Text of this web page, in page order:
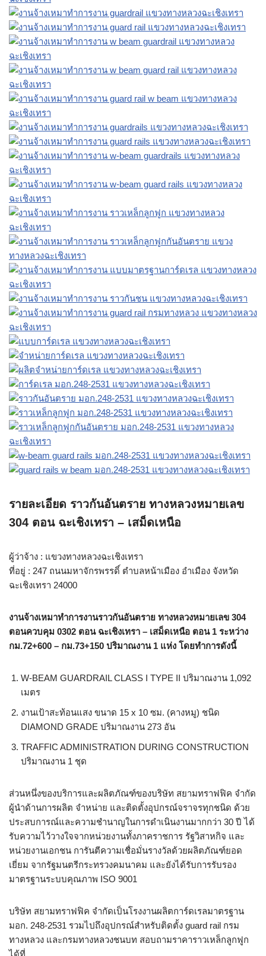
รายละเอียด ราวกันอันตราย ทางหลวงหมายเลข
304 ตอน ฉะเชิงเทรา – เสม็ดเหนือ
ผู้ว่าจ้าง : แขวงทางหลวงฉะเชิงเทรา
ที่อยู่ : 247 ถนนมหาจักรพรรดิ์ ตำบลหน้าเมือง อำเมือง จังหวัด
ฉะเชิงเทรา 24000
งานจ้างเหมาทำการงานราวกันอันตราย ทางหลวงหมายเลข 304
ตอนควบคุม 0302 ตอน ฉะเชิงเทรา – เสม็ดเหนือ ตอน 1 ระหว่าง
กม.72+600 – กม.73+150 ปริมาณงาน 1 แห่ง โดยทำการดังนี้
W-BEAM GUARDRAIL CLASS I TYPE II ปริมาณงาน 1,092
เมตร
งานเป้าสะท้อนแสง ขนาด 15 x 10 ซม. (คางหมู) ชนิด
DIAMOND GRADE ปริมาณงาน 273 อัน
TRAFFIC ADMINISTRATION DURING CONSTRUCTION
ปริมาณงาน 1 ชุด
ส่วนหนึ่งของบริการและผลิตภัณฑ์ของบริษัท สยามทราฟฟิค จำกัด
ผู้นำด้านการผลิต จำหน่าย และติดตั้งอุปกรณ์จราจรทุกชนิด ด้วย
ประสบการณ์และความชำนาญในการดำเนินงานมากกว่า 30 ปี ได้
รับความไว้วางใจจากหน่วยงานทั้งภาคราชการ รัฐวิสาหกิจ และ
หน่วยงานเอกชน การันตีความเชื่อมั่นรางวัลด้วยผลิตภัณฑ์ยอด
เยี่ยม จากรัฐมนตรีกระทรวงคมนาคม และยังได้รับการรับรอง
มาตรฐานระบบคุณภาพ ISO 9001
บริษัท สยามทราฟฟิค จำกัดเป็นโรงงานผลิตการ์ดเรลมาตรฐาน
มอก. 248-2531 รวมไปถึงอุปกรณ์สำหรับติดตั้ง guard rail กรม
ทางหลวง และกรมทางหลวงชนบท สอบถามราคาราวเหล็กลูกฟูก
ได้ที่